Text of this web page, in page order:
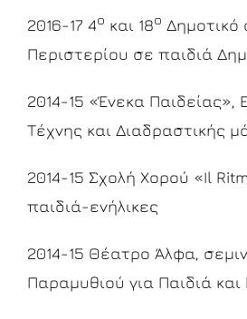
2016-17 4ο και 18ο Δημοτικό
Περιστερίου σε παιδιά
2014-15 «Ένεκα Παιδείας»,
Τέχνης και Διαδραστικής
2014-15 Σχολή Χορού «Il
παιδιά-ενήλικες
2014-15 Θέατρο Άλφα,
Παραμυθιού για Παιδιά και